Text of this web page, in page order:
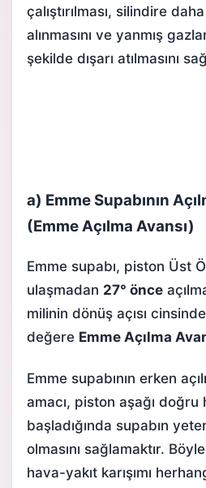
çalıştırılması, silindire
alınmasını ve yanmış
şekilde dışarı atılmasını
a) Emme Supabının
(Emme Açılma Avansı)
Emme supabı, piston Üst
ulaşmadan 27° önce
milinin dönüş açısı
değere Emme Açılma
Emme supabının erken
amacı, piston aşağı
başladığında supabın
olmasını sağlamaktır.
hava-yakıt karışımı